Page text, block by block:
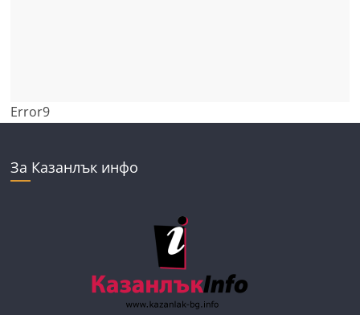
Error9
За Казанлък инфо